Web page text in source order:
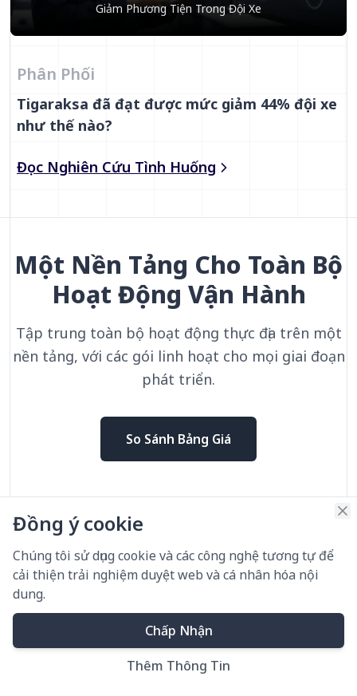
Phân Phối
Tigaraksa đã đạt được mức giảm 44% đội xe
như thế nào?
Đọc Nghiên Cứu Tình Huống
Giảm Phương Tiện Trong Đội Xe
Một Nền Tảng Cho Toàn Bộ
Hoạt Động Vận Hành
Tập trung toàn bộ hoạt động thực địa trên một
nền tảng, với các gói linh hoạt cho mọi giai đoạn
phát triển.
So Sánh Bảng Giá
Được Tin Tưởng Bởi Các
Nhà Lãnh Đạo Vận Hành,
Từ Doanh Nghiệp Đến Các
Nhà Đổi Mới
Đồng ý cookie
Chúng tôi sử dụng cookie và các công nghệ tương tự để
cải thiện trải nghiệm duyệt web và cá nhân hóa nội
dung.
Chấp Nhận
Thêm Thông Tin